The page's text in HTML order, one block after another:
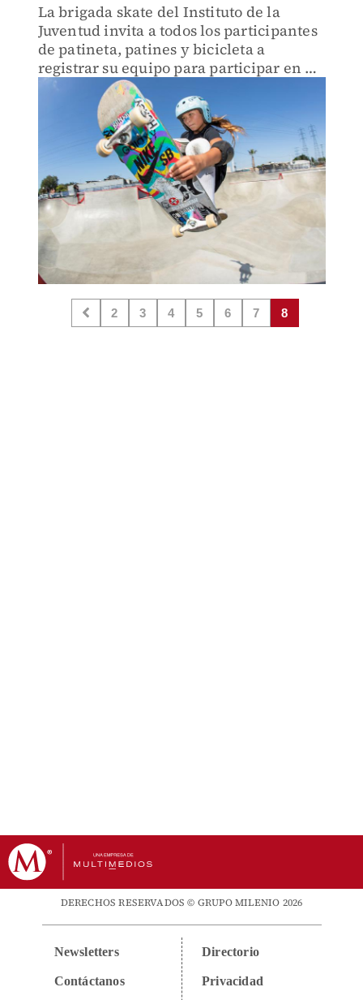
La brigada skate del Instituto de la
Juventud invita a todos los participantes
de patineta, patines y bicicleta a
registrar su equipo para participar en el
Bosque de Chapultepec.
2 3 4 5 6 7 8
DERECHOS RESERVADOS © GRUPO MILENIO 2026
Newsletters
Contáctanos
Directorio
Privacidad